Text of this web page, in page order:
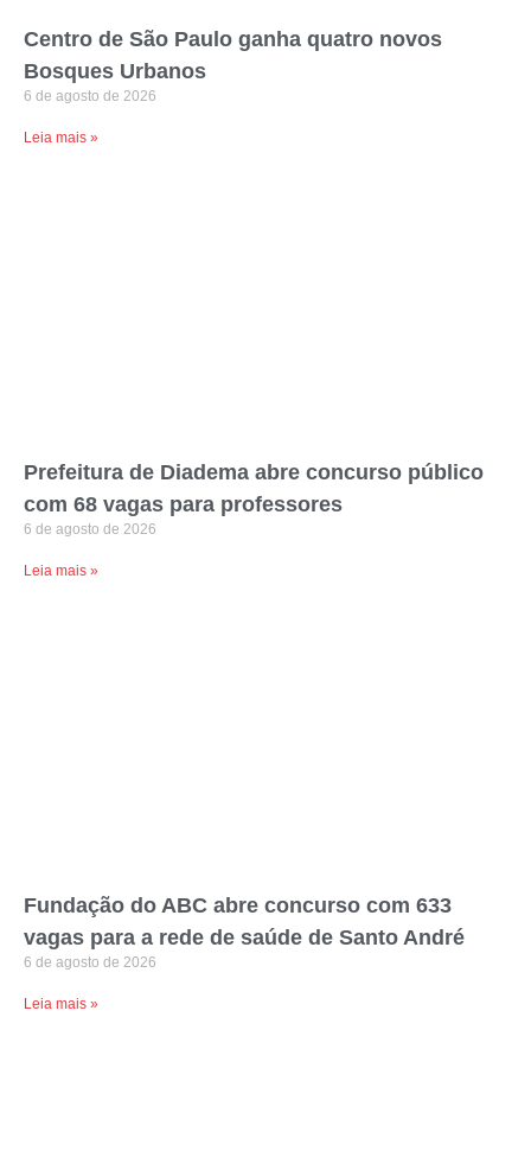
Centro de São Paulo ganha quatro novos
Bosques Urbanos
6 de agosto de 2026
Leia mais »
Prefeitura de Diadema abre concurso público
com 68 vagas para professores
6 de agosto de 2026
Leia mais »
Fundação do ABC abre concurso com 633
vagas para a rede de saúde de Santo André
6 de agosto de 2026
Leia mais »